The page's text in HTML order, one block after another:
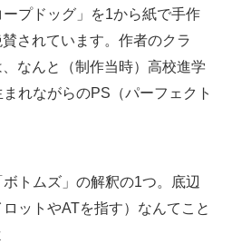
ープドッグ」を1から紙で手作
されています。作者のクラ
、なんと（制作当時）高校進学
れながらのPS（パーフェクト
ボトムズ」の解釈の1つ。底辺
ットやATを指す）なんてこと